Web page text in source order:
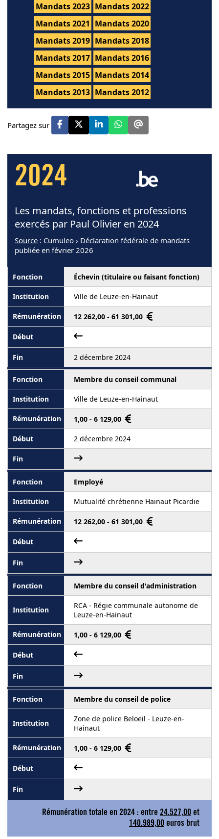
Mandats 2023 Mandats 2022
Mandats 2021 Mandats 2020
Mandats 2019 Mandats 2018
Mandats 2017 Mandats 2016
Mandats 2015 Mandats 2014
Mandats 2013 Mandats 2012
Partagez sur
2024
Les mandats, fonctions et professions
exercés par Paul Olivier en 2024
Source : Cumuleo › Déclaration fédérale de mandats
publiée en février 2026
Échevin (titulaire ou faisant fonction)
Ville de Leuze-en-Hainaut
12 262,00 - 61 301,00
2 décembre 2024
Membre du conseil communal
Ville de Leuze-en-Hainaut
1,00 - 6 129,00
2 décembre 2024
Employé
Mutualité chrétienne Hainaut Picardie
12 262,00 - 61 301,00
Membre du conseil d'administration
RCA - Régie communale autonome de
Leuze-en-Hainaut
1,00 - 6 129,00
Membre du conseil de police
Zone de police Beloeil - Leuze-en-
Hainaut
1,00 - 6 129,00
Rémunération totale en 2024 : entre 24.527,00 et
140.989,00 euros brut